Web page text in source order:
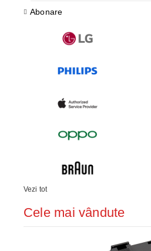
Abonare
Vezi tot
Cele mai vândute